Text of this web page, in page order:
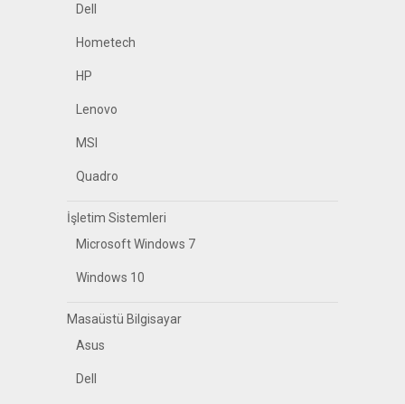
Dell
Hometech
HP
Lenovo
MSI
Quadro
İşletim Sistemleri
Microsoft Windows 7
Windows 10
Masaüstü Bilgisayar
Asus
Dell